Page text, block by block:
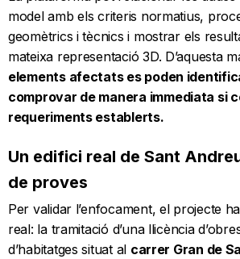
model amb els criteris normatius,
geomètrics i tècnics i mostrar els
mateixa representació 3D. D’aquesta
elements afectats es poden
comprovar de manera immediata si
requeriments establerts.
Un edifici real de Sant
de proves
Per validar l’enfocament, el projecte
real: la tramitació d’una llicència
d’habitatges situat al carrer Gran de